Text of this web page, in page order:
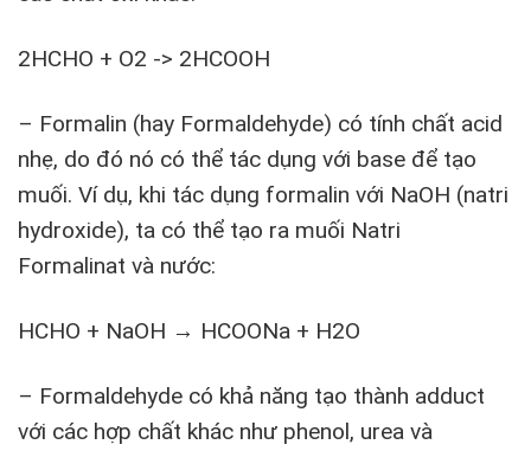
2HCHO + O2 -> 2HCOOH
– Formalin (hay Formaldehyde) có tính chất acid
nhẹ, do đó nó có thể tác dụng với base để tạo
muối. Ví dụ, khi tác dụng formalin với NaOH (natri
hydroxide), ta có thể tạo ra muối Natri
Formalinat và nước:
HCHO + NaOH → HCOONa + H2O
– Formaldehyde có khả năng tạo thành adduct
với các hợp chất khác như phenol, urea và